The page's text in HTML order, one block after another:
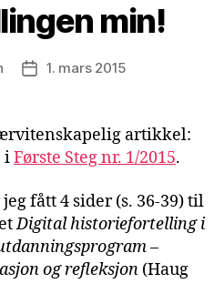
min!
Publiseringsdato
1. mars 2015
artikkel:
iFørste Steg nr. 1/2015.
fått 4 sider (s. 36-39) til
Digital historiefortelling i
–
og refleksjon (Haug